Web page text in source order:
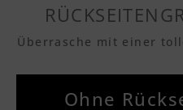
Überrasche mit einer
Ohne